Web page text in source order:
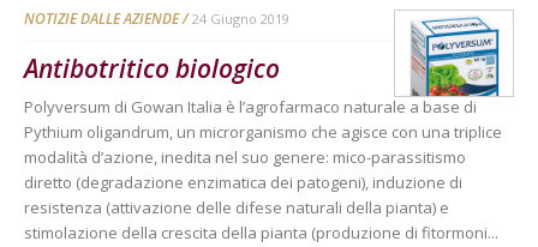
NOTIZIE DALLE AZIENDE 24 Giugno 2019
Antibotritico biologico
Polyversum di Gowan Italia è l’agrofarmaco naturale a base di
Pythium oligandrum, un microrganismo che agisce con una triplice
modalità d’azione, inedita nel suo genere: mico-parassitismo
diretto (degradazione enzimatica dei patogeni), induzione di
resistenza (attivazione delle difese naturali della pianta) e
stimolazione della crescita della pianta (produzione di fitormoni...